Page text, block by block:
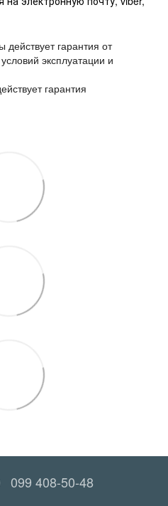
гарантия от
эксплуатации и
гарантия
099 408-50-48